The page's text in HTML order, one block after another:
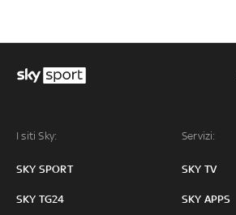
I siti Sky:
SKY SPORT
SKY TG24
Servizi:
SKY TV
SKY APPS